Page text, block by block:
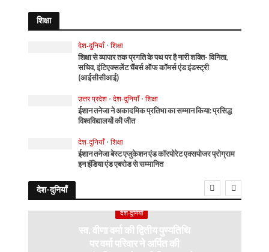
शिक्षा
देश-दुनियाँ • शिक्षा
शिक्षा से व्यापार तक प्रगति के पथ पर है नारी शक्ति- विनिता,
सचिव, इंटिएक्सलेंट चैंबर्स ऑफ कॉमर्स एंड इंडस्ट्री
(आईसीसीआई)
उत्तर प्रदेश • देश-दुनियाँ • शिक्षा
ईशान तनेजा ने अकादमिक प्रतिभा का सम्मान किया: प्रसिद्ध
विश्वविद्यालयों की जीत
देश-दुनियाँ • शिक्षा
ईशान तनेजा बेस्ट एजुकेशन एंड कॉरपोरेट एक्सपोजर प्रोग्राम
इन इंडिया एंड एबरोड से सम्मानित
देश-दुनियाँ
देश-दुनियाँ
स्व. वीणा वर्मा की द्वितीय पुण्यतिथि
पर वर्मा परिवार ने अर्पित की